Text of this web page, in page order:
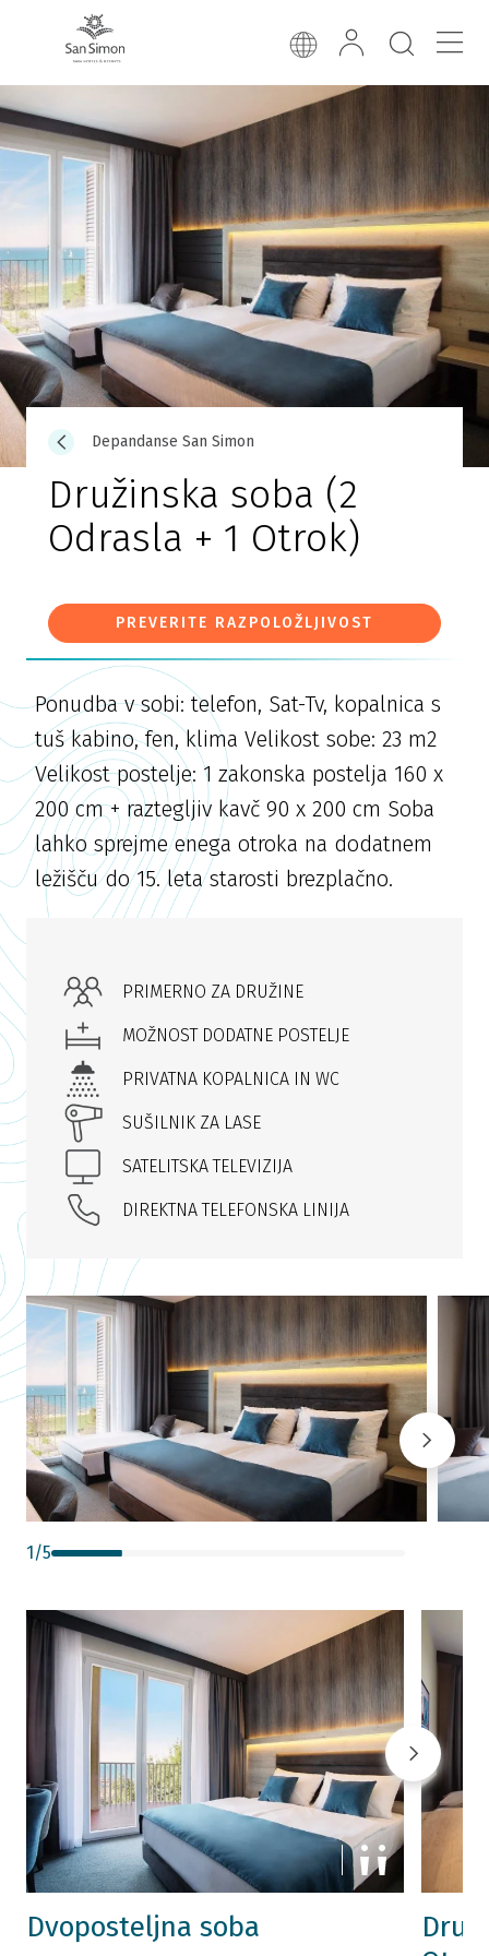
Depandanse San Simon
Družinska soba (2
Odrasla + 1 Otrok)
PREVERITE RAZPOLOŽLJIVOST
Ponudba v sobi: telefon, Sat-Tv, kopalnica s
tuš kabino, fen, klima Velikost sobe: 23 m2
Velikost postelje: 1 zakonska postelja 160 x
200 cm + raztegljiv kavč 90 x 200 cm Soba
lahko sprejme enega otroka na dodatnem
ležišču do 15. leta starosti brezplačno.
PRIMERNO ZA DRUŽINE
MOŽNOST DODATNE POSTELJE
PRIVATNA KOPALNICA IN WC
SUŠILNIK ZA LASE
SATELITSKA TELEVIZIJA
DIREKTNA TELEFONSKA LINIJA
1/5
Dvoposteljna soba